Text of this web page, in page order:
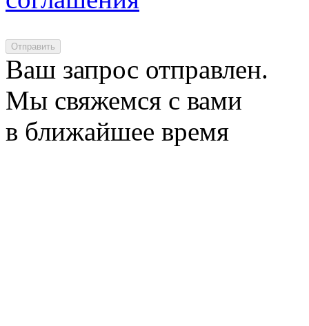
Отправить
Ваш запрос отправлен.
Мы свяжемся с вами
в ближайшее время